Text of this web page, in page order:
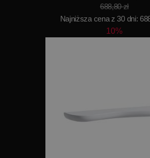
688,80 zł
Najniższa cena z 30 dni:
10%